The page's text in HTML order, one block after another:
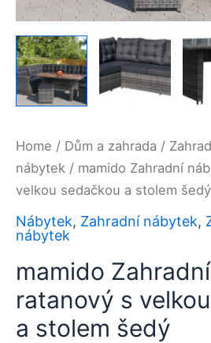
Home / Dům a zahrada /
nábytek / mamido Zahradní
velkou sedačkou a stolem šedý
Nábytek, Zahradní nábytek,
nábytek
mamido
ratanový s
a stolem šedý